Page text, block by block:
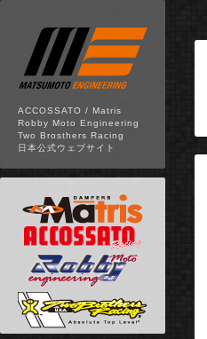
ACCOSSATO / Matris
Robby Moto Engineering
Two Brosthers Racing
日本公式ウェブサイト